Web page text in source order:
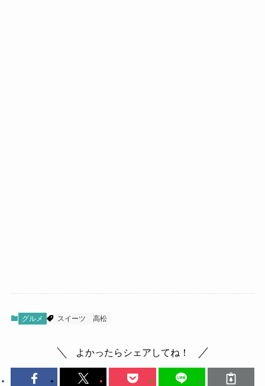
グルメ スイーツ 高松
よかったらシェアしてね！